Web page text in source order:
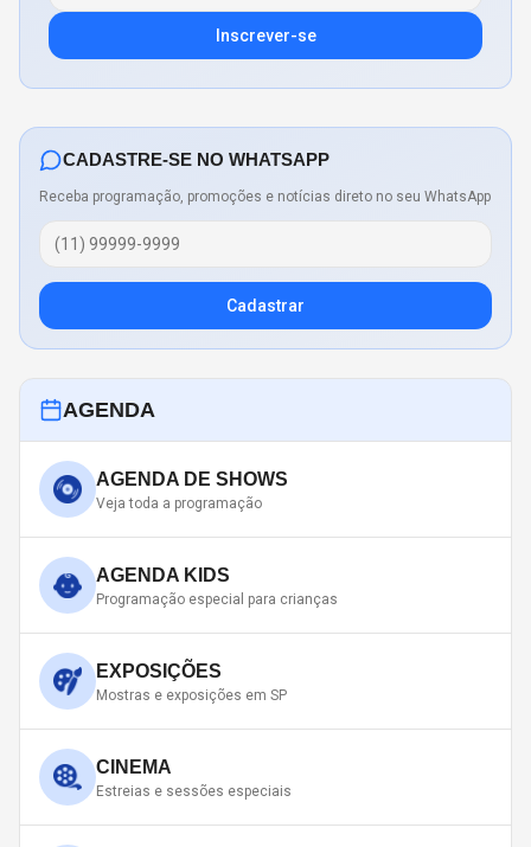
Inscrever-se
CADASTRE-SE NO WHATSAPP
Receba programação, promoções e notícias direto no seu WhatsApp
Cadastrar
AGENDA
AGENDA DE SHOWS
Veja toda a programação
AGENDA KIDS
Programação especial para crianças
EXPOSIÇÕES
Mostras e exposições em SP
CINEMA
Estreias e sessões especiais